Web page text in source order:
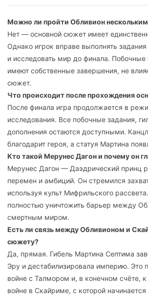
Можно ли пройти Обливион
Нет — основной сюжет имеет
Однако игрок вправе выполнять
и исследовать мир до финала. Побочные
имеют собственные завершения, не
сюжет.
Что происходит после прохождения
После финала игра продолжается в
исследования. Все побочные задания,
дополнения остаются доступными.
благодарит героя, а статуя Мартина
Кто такой Мерунес Дагон и почему он
Мерунес Дагон — Даэдрический принц
перемен и амбиций. Он стремился
используя культ Мифрильского
полностью уничтожить барьер между
смертным миром.
Есть ли связь между Обливионом и
сюжету?
Да, прямая. Гибель Мартина Септима
Эру и дестабилизировала империю. Это
войне с Талмором и, в конечном счёте,
войне в Скайриме, с которой начинается